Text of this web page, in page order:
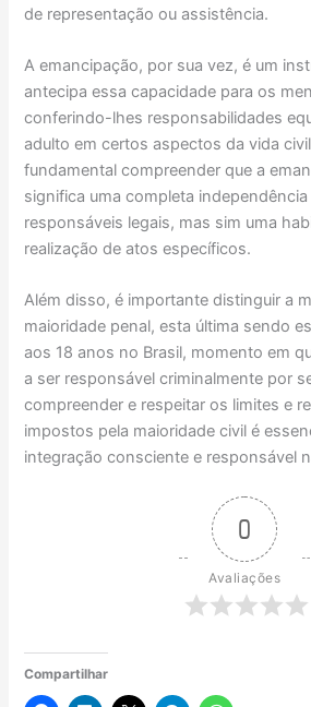
de representação ou assistência.
A emancipação, por sua vez, é um
antecipa essa capacidade para os
conferindo-lhes responsabilidades
adulto em certos aspectos da vida
fundamental compreender que a
significa uma completa
responsáveis legais, mas sim uma
realização de atos específicos.
Além disso, é importante distinguir a
maioridade penal, esta última sendo
aos 18 anos no Brasil, momento em
a ser responsável criminalmente por
compreender e respeitar os limites e
impostos pela maioridade civil é
integração consciente e responsável
0
Avaliações
Compartilhar